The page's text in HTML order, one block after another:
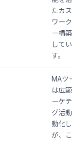
たカ
ワー
ー構
して
す。
MAツ
は広
ーケ
グ活
動化
が、